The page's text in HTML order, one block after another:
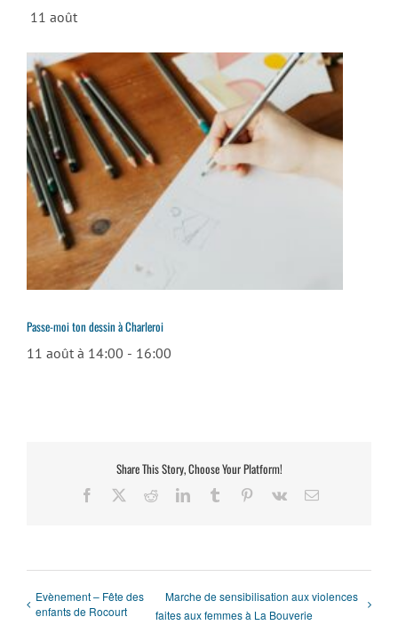
11 août
Passe-moi ton dessin à Charleroi
11 août à 14:00 - 16:00
Share This Story, Choose Your Platform!
Facebook RedditLinkedInTumblr Pinterest
Vk Email
Evènement – Fête des
enfants de Rocourt
Marche de sensibilisation aux violences
faites aux femmes à La Bouverie